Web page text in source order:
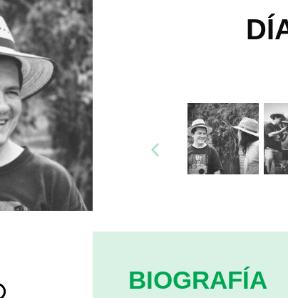
BIOGRAFÍA